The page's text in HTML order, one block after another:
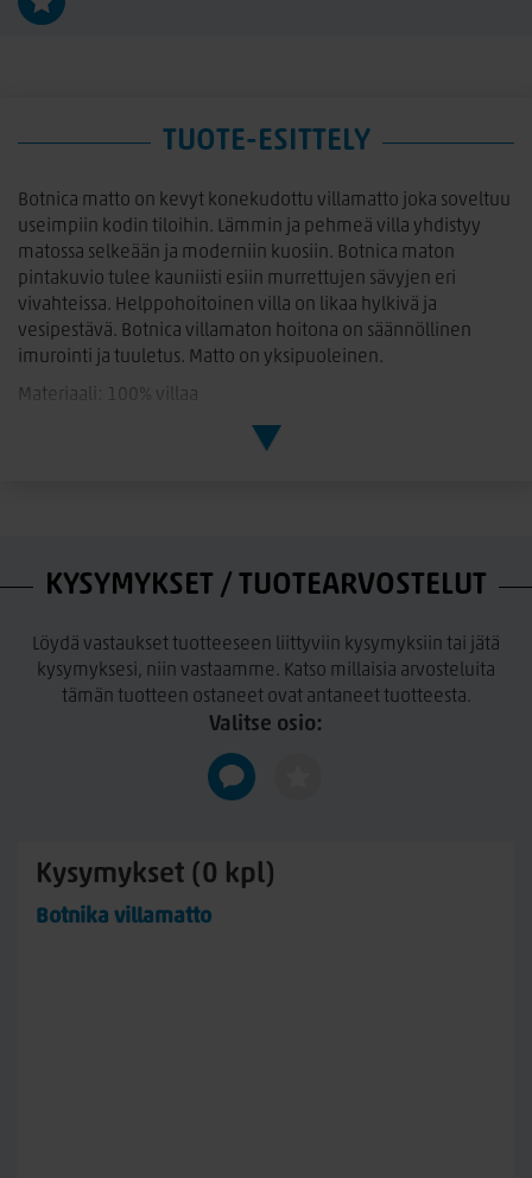
TUOTE-ESITTELY
Botnica matto on kevyt konekudottu villamatto joka soveltuu
useimpiin kodin tiloihin. Lämmin ja pehmeä villa yhdistyy
matossa selkeään ja moderniin kuosiin. Botnica maton
pintakuvio tulee kauniisti esiin murrettujen sävyjen eri
vivahteissa. Helppohoitoinen villa on likaa hylkivä ja
vesipestävä. Botnica villamaton hoitona on säännöllinen
imurointi ja tuuletus. Matto on yksipuoleinen.
Materiaali: 100% villaa
KYSYMYKSET / TUOTEARVOSTELUT
Löydä vastaukset tuotteeseen liittyviin kysymyksiin tai jätä
kysymyksesi, niin vastaamme. Katso millaisia arvosteluita
tämän tuotteen ostaneet ovat antaneet tuotteesta.
Valitse osio:
Kysymykset (0 kpl)
Botnika villamatto